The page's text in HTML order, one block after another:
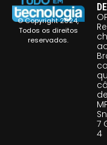
© Copyright 2024,
Todos os direitos
reservados.
7
4